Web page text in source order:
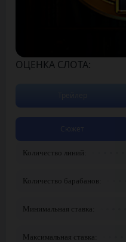
ОЦЕНКА СЛОТА:
Количество линий:
Количество барабанов:
Минимальная ставка:
Максимальная ставка:
Сюжет